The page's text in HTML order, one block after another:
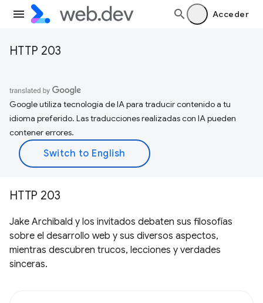
Acceder
HTTP 203
Google utiliza tecnología de IA para traducir contenido a tu
idioma preferido. Las traducciones realizadas con IA pueden
contener errores.
HTTP 203
Jake Archibald y los invitados debaten sus filosofías
sobre el desarrollo web y sus diversos aspectos,
mientras descubren trucos, lecciones y verdades
sinceras.